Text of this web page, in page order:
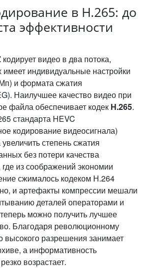
в H.265: до
эффективности
кодирует видео в два потока,
индивидуальные настройки
и формата сжатия
Наилучшее качество видео при
файла обеспечивает кодек Н.265.
стандарта HEVC
кодирование видеосигнала)
степень сжатия
без потери качества
из соображений экономии
сжималось кодеком Н.264
и артефакты компрессии мешали
деталей операторами и
можно получить лучшее
Благодаря революционному
высокого разрешения занимает
а информативность
возрастает.